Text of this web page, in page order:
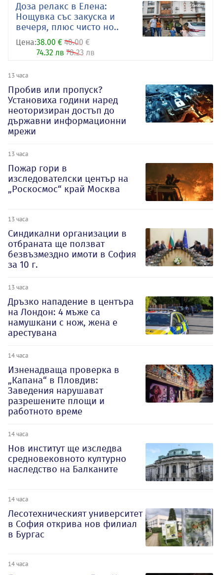
Доза релакс в Елена:
Нощувка със закуска и
вечеря, плюс чисто но..
Цена:38.00 € 40.00 €
74.32 лв 78.23 лв
13 часа
Пробив или пропуск?
Установиха години наред
неоторизиран достъп до
държавни информационни
мрежи
13 часа
Пожар гори в
изследователски център на
„Роскосмос“ край Москва
13 часа
Синдикални организации в
отбраната ще ползват
безвъзмездно имоти в София
за 10 г.
13 часа
Дръзко нападение в центъра
на Лондон: 4 мъже са
намушкани с нож, жена е
арестувана
14 часа
Изненадваща проверка в
„Капана“ в Пловдив:
Заведения нарушават
разрешените площи и
работното време
14 часа
Нов институт ще изследва
средновековното културно
наследство на Балканите
14 часа
Лесотехническият университет
в София открива нов филиал
в Бургас
14 часа